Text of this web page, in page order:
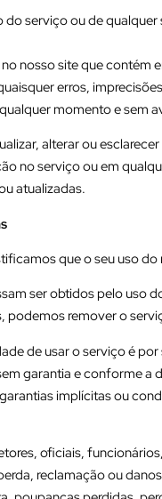
do serviço ou de
nosso site que
erros,
momento e sem
alterar ou
no serviço ou em
atualizadas.
que o seu uso
ser obtidos pelo uso
remover o
de usar o serviço é
garantia e conforme a
implícitas ou
oficiais,
reclamação ou